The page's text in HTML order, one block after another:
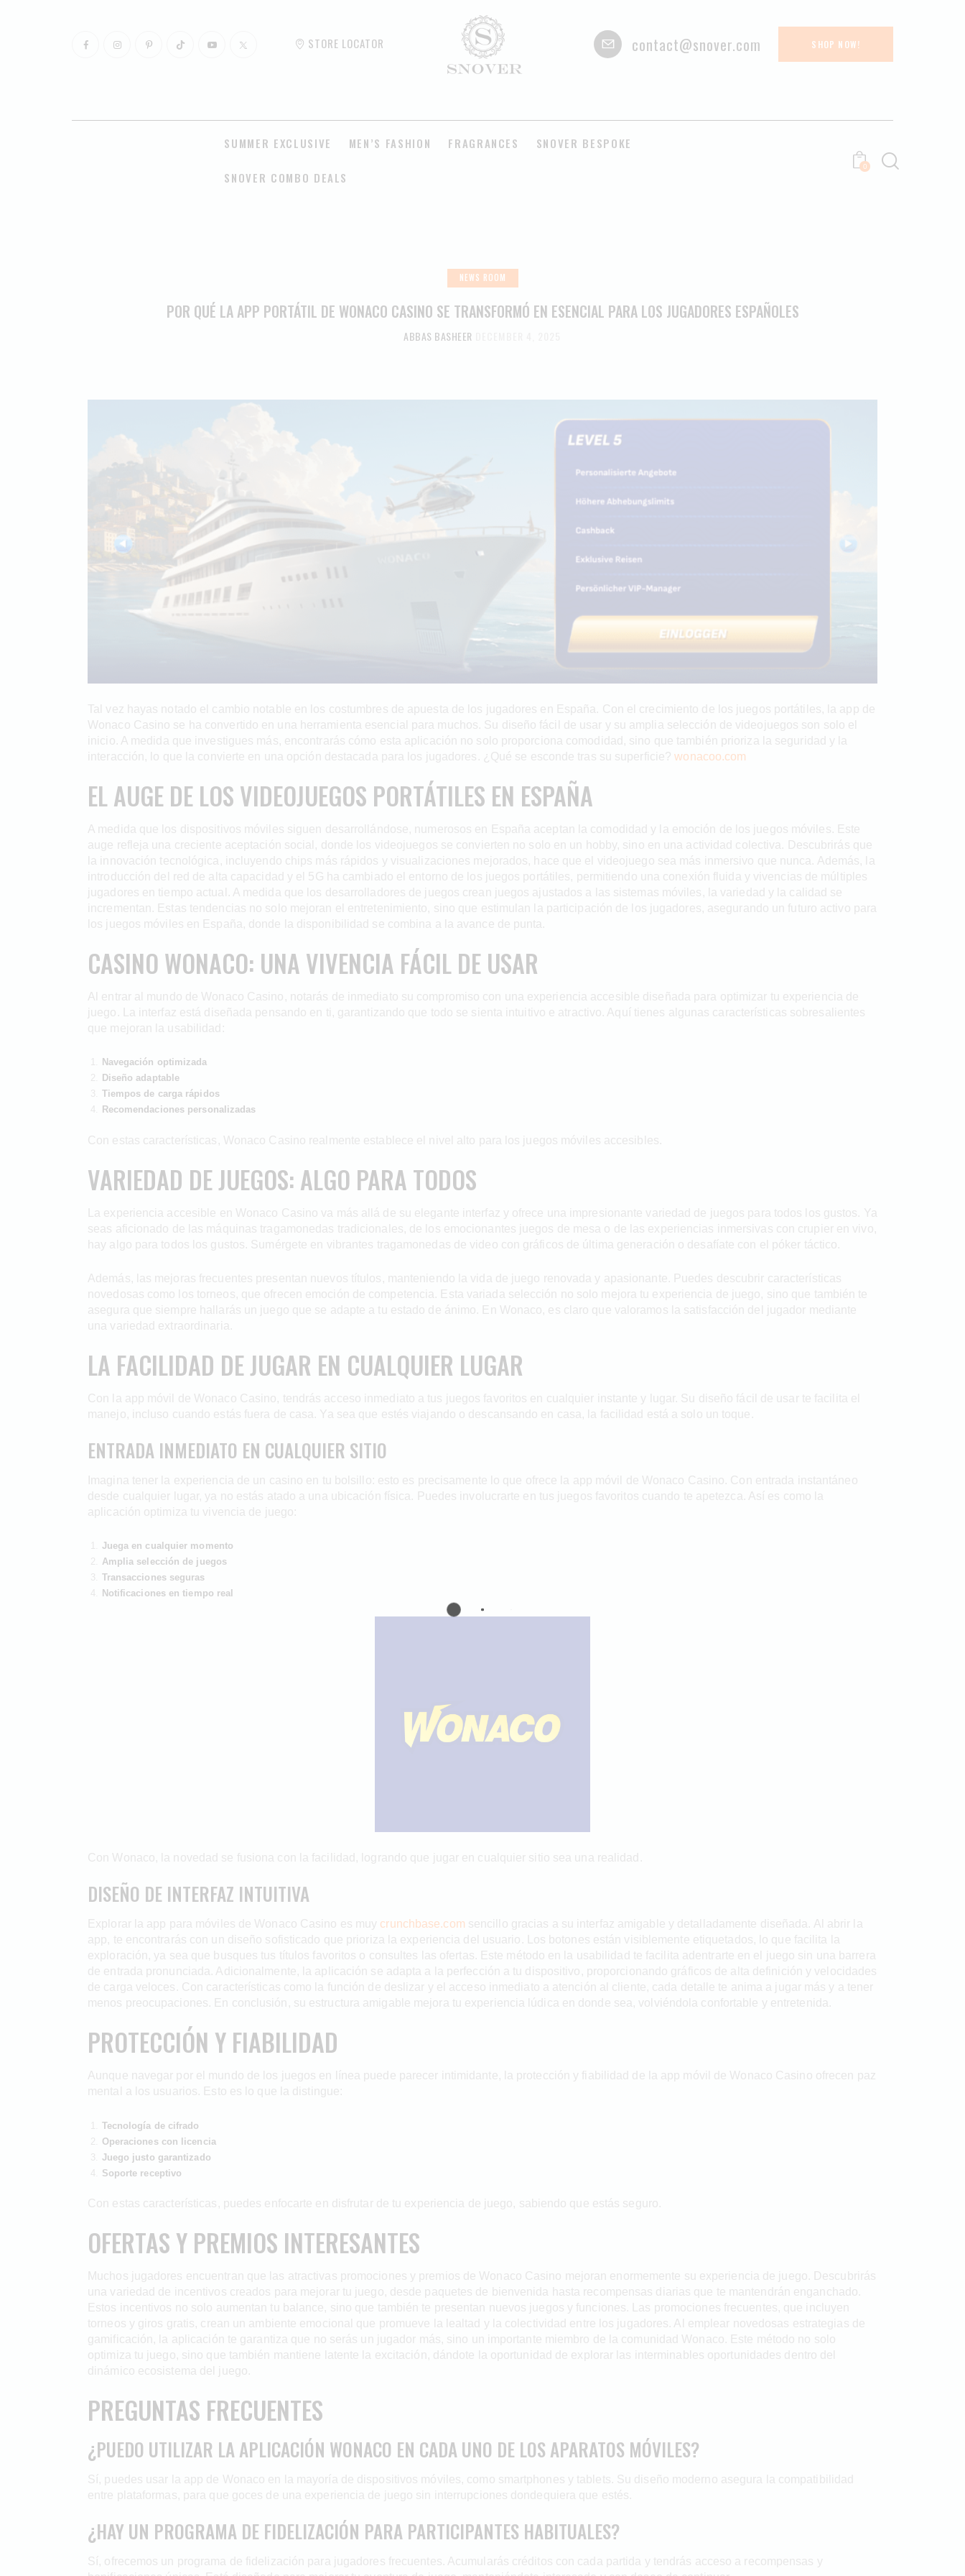
STORE LOCATOR contact@snover.com SHOP NOW!
SUMMER EXCLUSIVE MEN’S FASHION FRAGRANCES SNOVER BESPOKE
SNOVER COMBO DEALS
0
NEWS ROOM
POR QUÉ LA APP PORTÁTIL DE WONACO CASINO SE TRANSFORMÓ EN ESENCIAL PARA LOS JUGADORES ESPAÑOLES
ABBAS BASHEER
Tal vez hayas notado el cambio notable en los costumbres de apuesta de los jugadores en España. Con el crecimiento de los juegos portátiles, la app de
Wonaco Casino se ha convertido en una herramienta esencial para muchos. Su diseño fácil de usar y su amplia selección de videojuegos son solo el
inicio. A medida que investigues más, encontrarás cómo esta aplicación no solo proporciona comodidad, sino que también prioriza la seguridad y la
interacción, lo que la convierte en una opción destacada para los jugadores. ¿Qué se esconde tras su superficie?wonacoo.com
EL AUGE DE LOS VIDEOJUEGOS PORTÁTILES EN ESPAÑA
A medida que los dispositivos móviles siguen desarrollándose, numerosos en España aceptan la comodidad y la emoción de los juegos móviles. Este
auge refleja una creciente aceptación social, donde los videojuegos se convierten no solo en un hobby, sino en una actividad colectiva. Descubrirás que
la innovación tecnológica, incluyendo chips más rápidos y visualizaciones mejorados, hace que el videojuego sea más inmersivo que nunca. Además, la
introducción del red de alta capacidad y el 5G ha cambiado el entorno de los juegos portátiles, permitiendo una conexión fluida y vivencias de múltiples
jugadores en tiempo actual. A medida que los desarrolladores de juegos crean juegos ajustados a las sistemas móviles, la variedad y la calidad se
incrementan. Estas tendencias no solo mejoran el entretenimiento, sino que estimulan la participación de los jugadores, asegurando un futuro activo para
los juegos móviles en España, donde la disponibilidad se combina a la avance de punta.
CASINO WONACO: UNA VIVENCIA FÁCIL DE USAR
Al entrar al mundo de Wonaco Casino, notarás de inmediato su compromiso con una experiencia accesible diseñada para optimizar tu experiencia de
juego. La interfaz está diseñada pensando en ti, garantizando que todo se sienta intuitivo e atractivo. Aquí tienes algunas características sobresalientes
que mejoran la usabilidad:
Navegación optimizada
Diseño adaptable
Tiempos de carga rápidos
Recomendaciones personalizadas
Con estas características, Wonaco Casino realmente establece el nivel alto para los juegos móviles accesibles.
VARIEDAD DE JUEGOS: ALGO PARA TODOS
La experiencia accesible en Wonaco Casino va más allá de su elegante interfaz y ofrece una impresionante variedad de juegos para todos los gustos. Ya
seas aficionado de las máquinas tragamonedas tradicionales, de los emocionantes juegos de mesa o de las experiencias inmersivas con crupier en vivo,
hay algo para todos los gustos. Sumérgete en vibrantes tragamonedas de video con gráficos de última generación o desafíate con el póker táctico.
Además, las mejoras frecuentes presentan nuevos títulos, manteniendo la vida de juego renovada y apasionante. Puedes descubrir características
novedosas como los torneos, que ofrecen emoción de competencia. Esta variada selección no solo mejora tu experiencia de juego, sino que también te
asegura que siempre hallarás un juego que se adapte a tu estado de ánimo. En Wonaco, es claro que valoramos la satisfacción del jugador mediante
una variedad extraordinaria.
LA FACILIDAD DE JUGAR EN CUALQUIER LUGAR
Con la app móvil de Wonaco Casino, tendrás acceso inmediato a tus juegos favoritos en cualquier instante y lugar. Su diseño fácil de usar te facilita el
manejo, incluso cuando estás fuera de casa. Ya sea que estés viajando o descansando en casa, la facilidad está a solo un toque.
ENTRADA INMEDIATO EN CUALQUIER SITIO
Imagina tener la experiencia de un casino en tu bolsillo: esto es precisamente lo que ofrece la app móvil de Wonaco Casino. Con entrada instantáneo
desde cualquier lugar, ya no estás atado a una ubicación física. Puedes involucrarte en tus juegos favoritos cuando te apetezca. Así es como la
aplicación optimiza tu vivencia de juego:
Juega en cualquier momento
Amplia selección de juegos
Transacciones seguras
Notificaciones en tiempo real
Con Wonaco, la novedad se fusiona con la facilidad, logrando que jugar en cualquier sitio sea una realidad.
DISEÑO DE INTERFAZ INTUITIVA
Explorar la app para móviles de Wonaco Casino es muy crunchbase.com sencillo gracias a su interfaz amigable y detalladamente diseñada. Al abrir la
app, te encontrarás con un diseño sofisticado que prioriza la experiencia del usuario. Los botones están visiblemente etiquetados, lo que facilita la
exploración, ya sea que busques tus títulos favoritos o consultes las ofertas. Este método en la usabilidad te facilita adentrarte en el juego sin una barrera
de entrada pronunciada. Adicionalmente, la aplicación se adapta a la perfección a tu dispositivo, proporcionando gráficos de alta definición y velocidades
de carga veloces. Con características como la función de deslizar y el acceso inmediato a atención al cliente, cada detalle te anima a jugar más y a tener
menos preocupaciones. En conclusión, su estructura amigable mejora tu experiencia lúdica en donde sea, volviéndola confortable y entretenida.
PROTECCIÓN Y FIABILIDAD
Aunque navegar por el mundo de los juegos en línea puede parecer intimidante, la protección y fiabilidad de la app móvil de Wonaco Casino ofrecen paz
mental a los usuarios. Esto es lo que la distingue:
Tecnología de cifrado
Operaciones con licencia
Juego justo garantizado
Soporte receptivo
Con estas características, puedes enfocarte en disfrutar de tu experiencia de juego, sabiendo que estás seguro.
OFERTAS Y PREMIOS INTERESANTES
Muchos jugadores encuentran que las atractivas promociones y premios de Wonaco Casino mejoran enormemente su experiencia de juego. Descubrirás
una variedad de incentivos creados para mejorar tu juego, desde paquetes de bienvenida hasta recompensas diarias que te mantendrán enganchado.
Estos incentivos no solo aumentan tu balance, sino que también te presentan nuevos juegos y funciones. Las promociones frecuentes, que incluyen
torneos y giros gratis, crean un ambiente emocional que promueve la lealtad y la colectividad entre los jugadores. Al emplear novedosas estrategias de
gamificación, la aplicación te garantiza que no serás un jugador más, sino un importante miembro de la comunidad Wonaco. Este método no solo
optimiza tu juego, sino que también mantiene latente la excitación, dándote la oportunidad de explorar las interminables oportunidades dentro del
dinámico ecosistema del juego.
PREGUNTAS FRECUENTES
¿PUEDO UTILIZAR LA APLICACIÓN WONACO EN CADA UNO DE LOS APARATOS MÓVILES?
Sí, puedes usar la app de Wonaco en la mayoría de dispositivos móviles, como smartphones y tablets. Su diseño moderno asegura la compatibilidad
entre plataformas, para que goces de una experiencia de juego sin interrupciones dondequiera que estés.
¿HAY UN PROGRAMA DE FIDELIZACIÓN PARA PARTICIPANTES HABITUALES?
Sí, ofrecemos un programa de fidelización para jugadores frecuentes. Acumularás créditos con cada partida y tendrás acceso a recompensas y